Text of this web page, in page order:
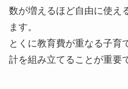
数が増えるほど自由に使え
ます。
とくに教育費が重なる子育
計を組み立てることが重要